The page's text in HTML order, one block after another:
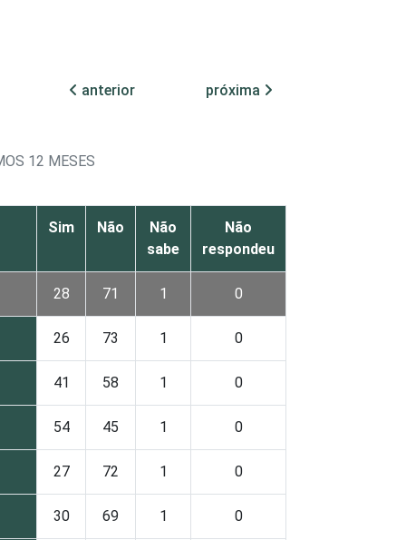
anterior
próxima
12 MESES
Sim Não
Não
sabe
Não
respondeu
28 71 1 0
26 73 1 0
41 58 1 0
54 45 1 0
27 72 1 0
30 69 1 0